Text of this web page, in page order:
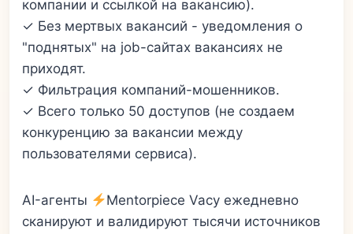
компании и ссылкой на вакансию).
✓ Без мертвых вакансий - уведомления о
"поднятых" на job-сайтах вакансиях не
приходят.
✓ Фильтрация компаний-мошенников.
✓ Всего только 50 доступов (не создаем
конкуренцию за вакансии между
пользователями сервиса).
AI-агенты
Mentorpiece Vacy ежедневно
сканируют и валидируют тысячи источников